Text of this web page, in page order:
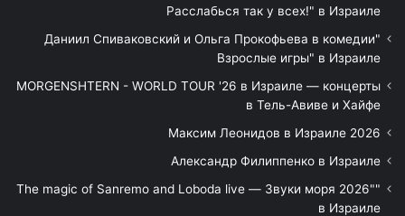
Расслабься так у всех!" в Израиле
"Даниил Спиваковский и Ольга Прокофьева в комедии
Взрослые игры" в Израиле
MORGENSHTERN - WORLD TOUR '26 в Израиле — концерты
в Тель-Авиве и Хайфе
Максим Леонидов в Израиле 2026
Александр Филиппенко в Израиле
"The magic of Sanremo and Loboda live — Звуки моря 2026"
в Израиле